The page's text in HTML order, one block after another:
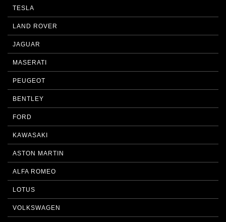
TESLA
LAND ROVER
JAGUAR
MASERATI
PEUGEOT
BENTLEY
FORD
KAWASAKI
ASTON MARTIN
ALFA ROMEO
LOTUS
VOLKSWAGEN